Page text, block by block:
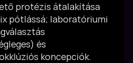
protézis átalakítása
pótlássá; laboratóriumi
és
koncepciók.